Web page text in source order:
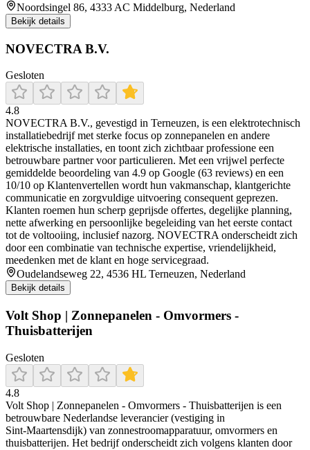
Noordsingel 86, 4333 AC Middelburg, Nederland
Bekijk details
NOVECTRA B.V.
Gesloten
4.8
NOVECTRA B.V., gevestigd in Terneuzen, is een elektrotechnisch
installatiebedrijf met sterke focus op zonnepanelen en andere
elektrische installaties, en toont zich zichtbaar professione een
betrouwbare partner voor particulieren. Met een vrijwel perfecte
gemiddelde beoordeling van 4.9 op Google (63 reviews) en een
10/10 op Klantenvertellen wordt hun vakmanschap, klantgerichte
communicatie en zorgvuldige uitvoering consequent geprezen.
Klanten roemen hun scherp geprijsde offertes, degelijke planning,
nette afwerking en persoonlijke begeleiding van het eerste contact
tot de voltooiing, inclusief nazorg. NOVECTRA onderscheidt zich
door een combinatie van technische expertise, vriendelijkheid,
meedenken met de klant en hoge servicegraad.
Oudelandseweg 22, 4536 HL Terneuzen, Nederland
Bekijk details
Volt Shop | Zonnepanelen - Omvormers -
Thuisbatterijen
Gesloten
4.8
Volt Shop | Zonnepanelen - Omvormers - Thuisbatterijen is een
betrouwbare Nederlandse leverancier (vestiging in
Sint‑Maartensdijk) van zonnestroomapparatuur, omvormers en
thuisbatterijen. Het bedrijf onderscheidt zich volgens klanten door